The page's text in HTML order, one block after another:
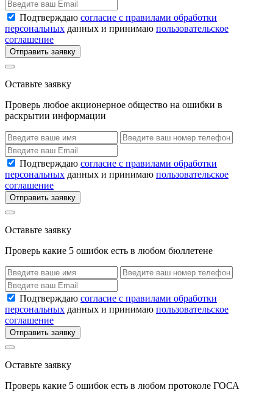
Подтверждаю согласие с правилами обработки
персональных данных и принимаю пользовательское
соглашение
Отправить заявку
Оставьте заявку
Проверь любое акционерное общество на ошибки в
раскрытии информации
Подтверждаю согласие с правилами обработки
персональных данных и принимаю пользовательское
соглашение
Отправить заявку
Оставьте заявку
Проверь какие 5 ошибок есть в любом бюллетене
Подтверждаю согласие с правилами обработки
персональных данных и принимаю пользовательское
соглашение
Отправить заявку
Оставьте заявку
Проверь какие 5 ошибок есть в любом протоколе ГОСА